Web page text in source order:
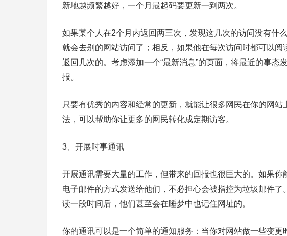
新地越频繁越好，一个月最起码要更新一到两次。
如果某个人在2个月内返回两三次，发现这几次的访问没有什
就会去别的网站访问了；相反，如果他在每次访问时都可以
返回几次的。考虑添加一个“最新消息”的页面，将最近的事
报。
只要有优秀的内容和经常的更新，就能让很多网民在你的网
法，可以帮助你让更多的网民转化成定期访客。
3、开展时事通讯
开展通讯需要大量的工作，但带来的回报也很巨大的。如果
电子邮件的方式发送给他们，不必担心会被指控为垃圾邮件
读一段时间后，他们甚至会在睡梦中也记住网址的。
你的通讯可以是一个简单的通知服务：当你对网站做一些变